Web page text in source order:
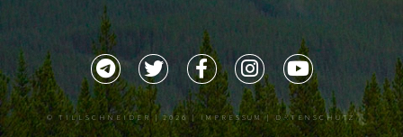
©TILLSCHNEIDER | 2026 |IMPRESSUM |DATENSCHUTZ